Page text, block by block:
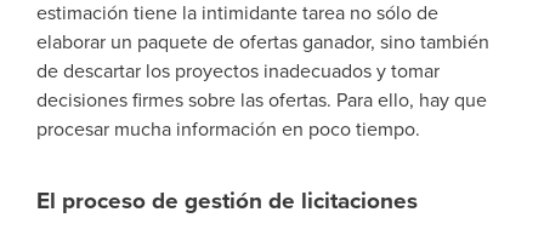
estimación tiene la intimidante tarea no sólo de
elaborar un paquete de ofertas ganador, sino también
de descartar los proyectos inadecuados y tomar
decisiones firmes sobre las ofertas. Para ello, hay que
procesar mucha información en poco tiempo.
El proceso de gestión de licitaciones